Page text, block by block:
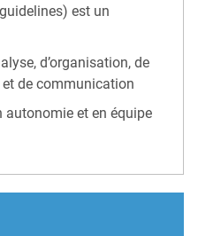
est un
d’organisation, de
de communication
autonomie et en équipe